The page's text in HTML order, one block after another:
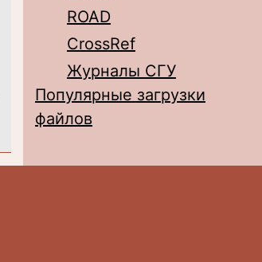
ROAD
CrossRef
Журналы СГУ
Популярные загрузки
файлов